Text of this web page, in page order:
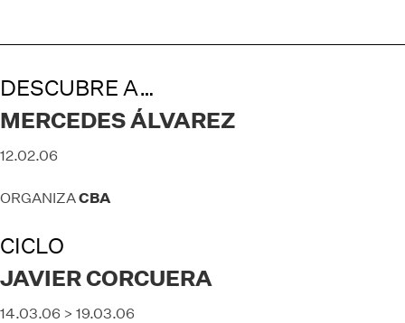
DESCUBRE A…
MERCEDES ÁLVAREZ
12.02.06
ORGANIZACBA
CICLO
JAVIER CORCUERA
14.03.06 > 19.03.06